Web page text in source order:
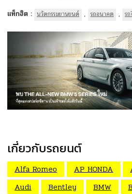
แท็กฮิต : นวัตกรรมยานยนต์ , รถอนาคต , ร
เกี่ยวกับรถยนต์
Alfa Romeo AP HONDA
Audi
Bentley BMW